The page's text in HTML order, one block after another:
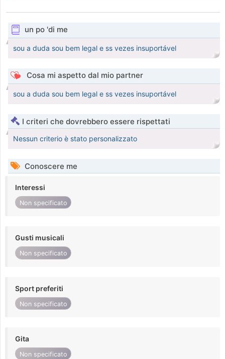
un po 'di me
sou a duda sou bem legal e ss vezes insuportável
Cosa mi aspetto dal mio partner
sou a duda sou bem legal e ss vezes insuportável
I criteri che dovrebbero essere rispettati
Nessun criterio è stato personalizzato
Conoscere me
Interessi
Non specificato
Gusti musicali
Non specificato
Sport preferiti
Non specificato
Gita
Non specificato